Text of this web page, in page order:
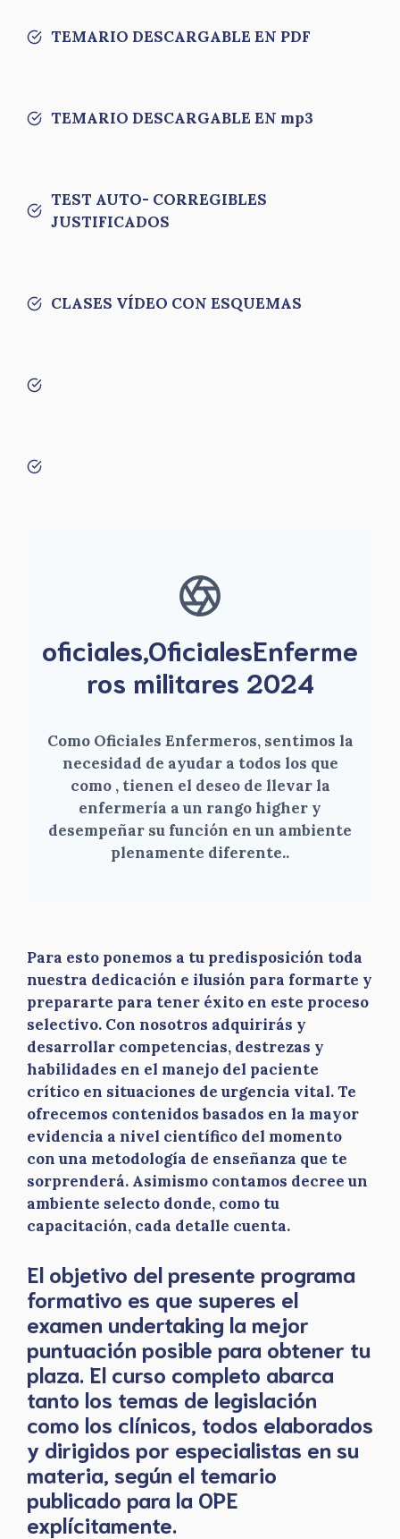
TEMARIO DESCARGABLE EN PDF
TEMARIO DESCARGABLE EN mp3
TEST AUTO- CORREGIBLES
JUSTIFICADOS
CLASES VÍDEO CON ESQUEMAS
oficiales,OficialesEnferme
ros militares 2024
Como Oficiales Enfermeros, sentimos la
necesidad de ayudar a todos los que
como , tienen el deseo de llevar la
enfermería a un rango higher y
desempeñar su función en un ambiente
plenamente diferente..
Para esto ponemos a tu predisposición toda
nuestra dedicación e ilusión para formarte y
prepararte para tener éxito en este proceso
selectivo. Con nosotros adquirirás y
desarrollar competencias, destrezas y
habilidades en el manejo del paciente
crítico en situaciones de urgencia vital. Te
ofrecemos contenidos basados en la mayor
evidencia a nivel científico del momento
con una metodología de enseñanza que te
sorprenderá. Asimismo contamos decree un
ambiente selecto donde, como tu
capacitación, cada detalle cuenta.
El objetivo del presente programa
formativo es que superes el
examen undertaking la mejor
puntuación posible para obtener tu
plaza. El curso completo abarca
tanto los temas de legislación
como los clínicos, todos elaborados
y dirigidos por especialistas en su
materia, según el temario
publicado para la OPE
explícitamente.